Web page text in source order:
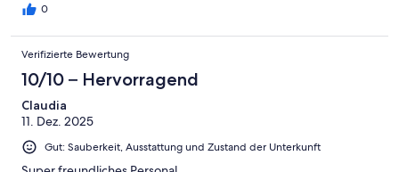
0
Verifizierte Bewertung
10/10 – Hervorragend
Claudia
11. Dez. 2025
Gut: Sauberkeit, Ausstattung und Zustand der Unterkunft